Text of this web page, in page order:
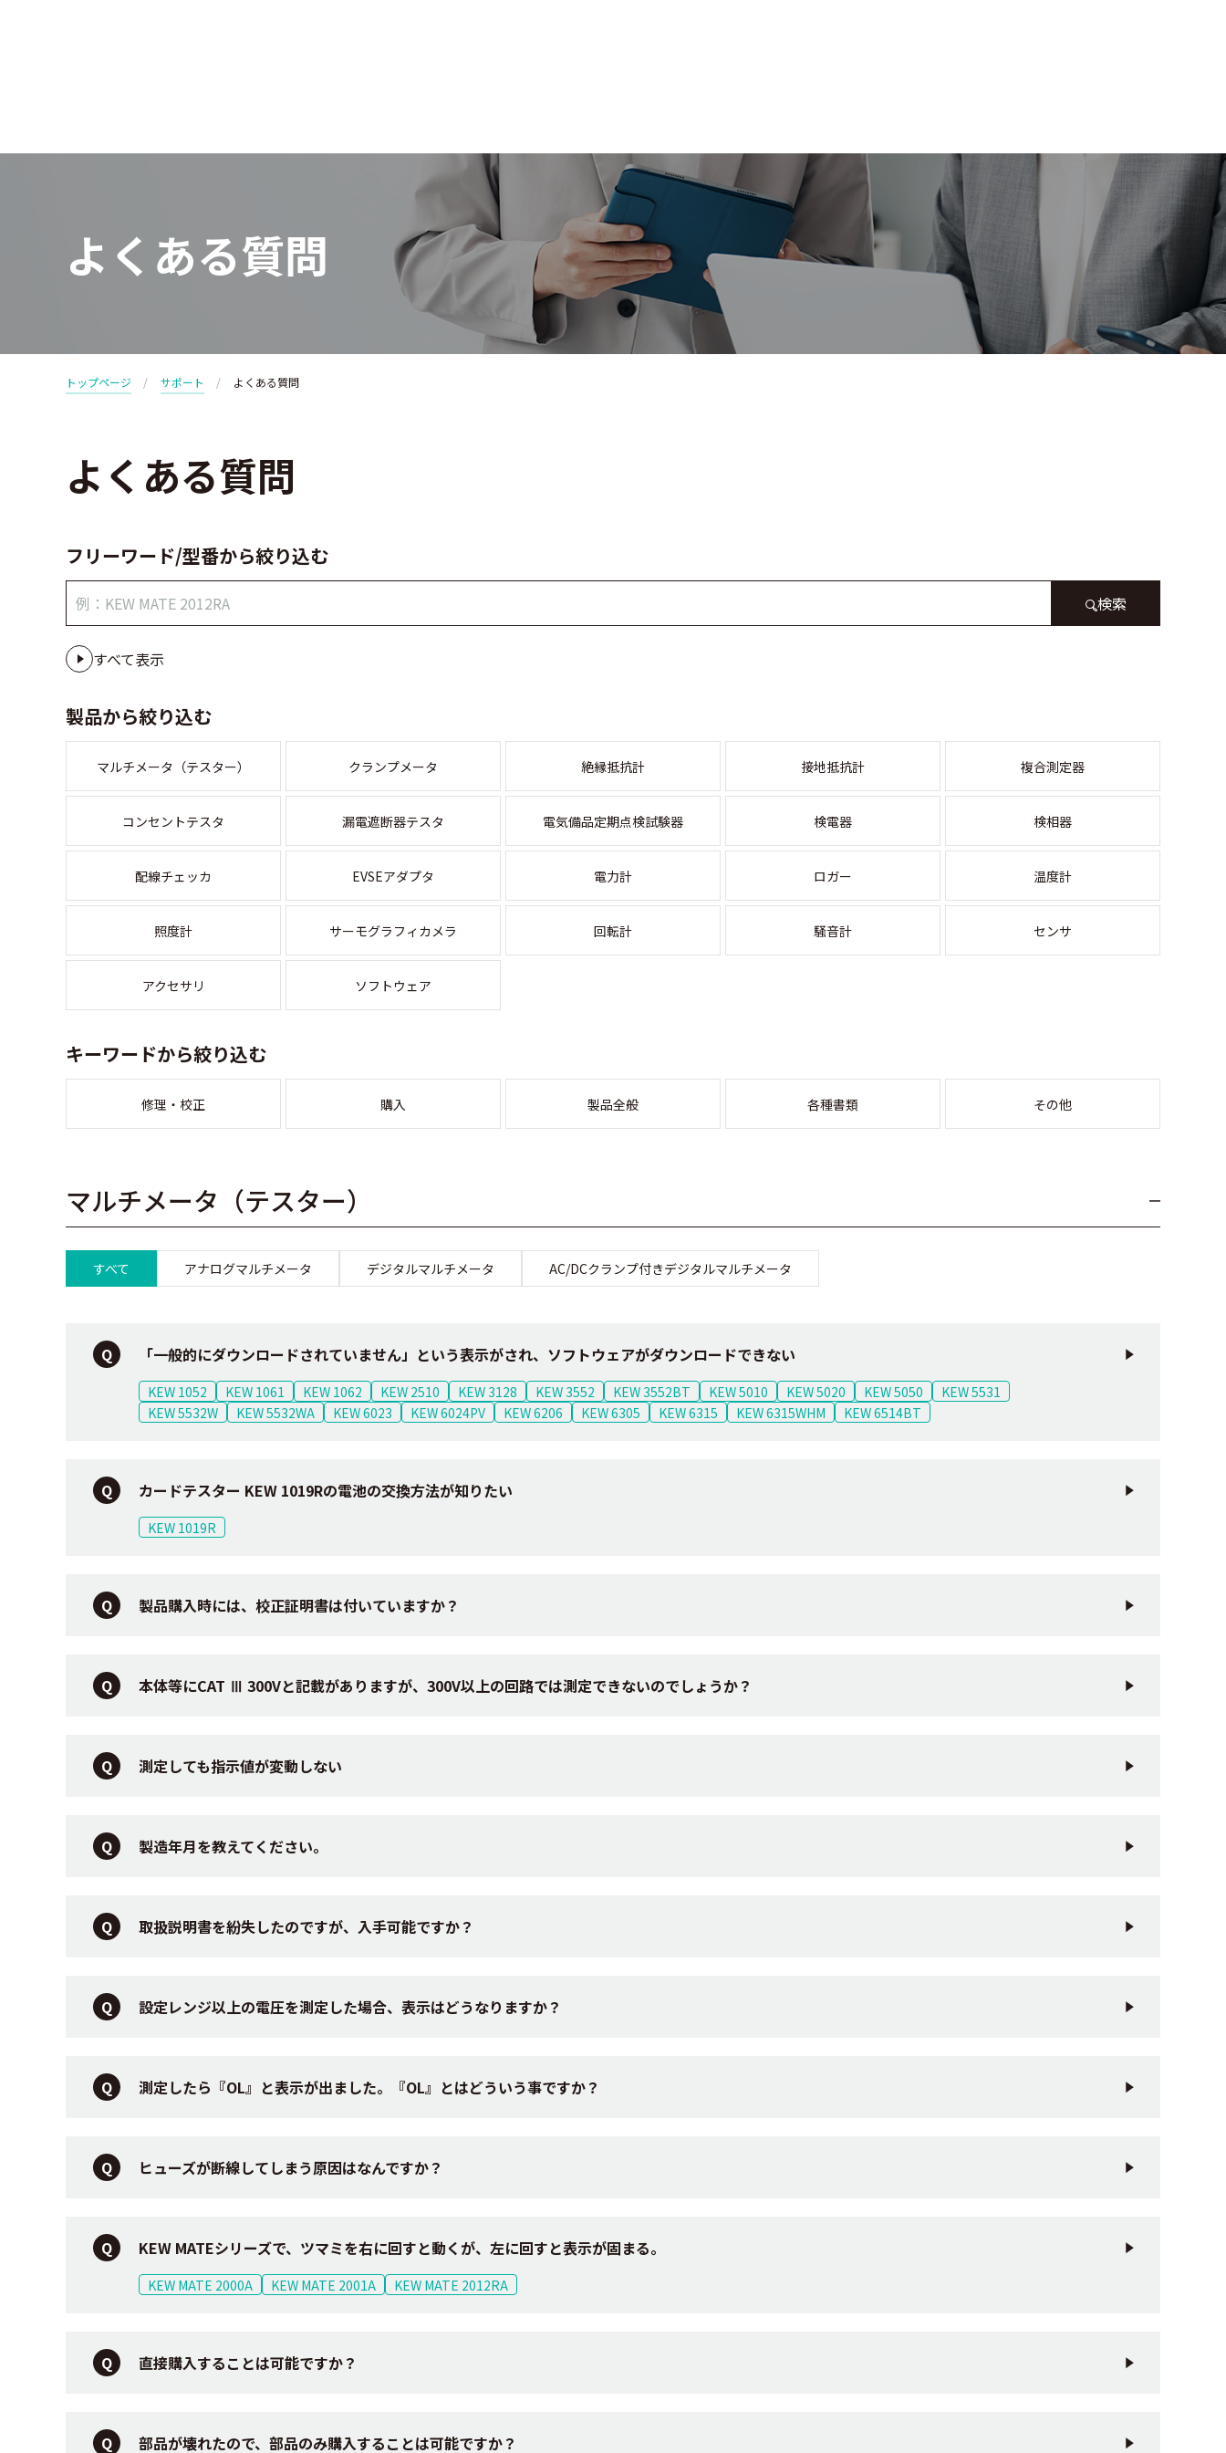
よくある質問
トップページ サポート よくある質問
よくある質問
フリーワード/型番から絞り込む
検索
すべて表示
製品から絞り込む
マルチメータ（テスター） クランプメータ 絶縁抵抗計 接地抵抗計 複合測定器
コンセントテスタ 漏電遮断器テスタ 電気備品定期点検試験器 検電器 検相器
配線チェッカ EVSEアダプタ 電力計 ロガー 温度計
照度計 サーモグラフィカメラ 回転計 騒音計 センサ
アクセサリ ソフトウェア
キーワードから絞り込む
修理・校正 購入 製品全般 各種書類 その他
マルチメータ（テスター）
すべて アナログマルチメータ デジタルマルチメータ AC/DCクランプ付きデジタルマルチメータ
「一般的にダウンロードされていません」という表示がされ、ソフトウェアがダウンロードできない
KEW 1052 KEW 1061 KEW 1062 KEW 2510 KEW 3128 KEW 3552 KEW 3552BT KEW 5010 KEW 5020 KEW 5050
KEW 5531
KEW 5532W
KEW 5532WA KEW 6023 KEW 6024PV KEW 6206 KEW 6305 KEW 6315 KEW 6315WHM KEW 6514BT
カードテスター KEW 1019Rの電池の交換方法が知りたい
KEW 1019R
製品購入時には、校正証明書は付いていますか？
本体等にCAT Ⅲ 300Vと記載がありますが、300V以上の回路では測定できないのでしょうか？
測定しても指示値が変動しない
製造年月を教えてください。
取扱説明書を紛失したのですが、入手可能ですか？
設定レンジ以上の電圧を測定した場合、表示はどうなりますか？
測定したら『OL』と表示が出ました。『OL』とはどういう事ですか？
ヒューズが断線してしまう原因はなんですか？
KEW MATEシリーズで、ツマミを右に回すと動くが、左に回すと表示が固まる。
KEW MATE 2000A KEW MATE 2001A KEW MATE 2012RA
直接購入することは可能ですか？
部品が壊れたので、部品のみ購入することは可能ですか？